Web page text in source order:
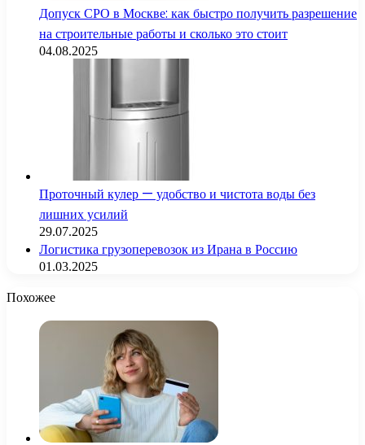
Допуск СРО в Москве: как быстро получить разрешение
на строительные работы и сколько это стоит
04.08.2025
Проточный кулер — удобство и чистота воды без
лишних усилий
29.07.2025
Логистика грузоперевозок из Ирана в Россию
01.03.2025
Похожее